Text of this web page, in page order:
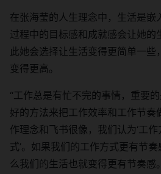
在张海莹的人生理念中，生活是嵌
过程中的目标感和成就感会让她的
此她会选择让生活变得更简单一些
变得更高。
“工作总是有忙不完的事情，重要
好的方法来把工作效率和工作节奏
作理念和飞书很像，我们认为‘工
式’。如果我们的工作方式更有节
么我们的生活也就变得更有节奏感